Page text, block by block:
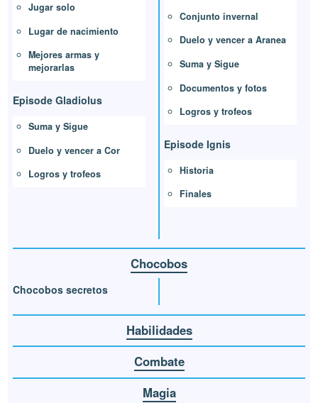
Jugar solo
Lugar de nacimiento
Mejores armas y
mejorarlas
Episode Gladiolus
Suma y Sigue
Duelo y vencer a Cor
Logros y trofeos
Conjunto invernal
Duelo y vencer a Aranea
Suma y Sigue
Documentos y fotos
Logros y trofeos
Episode Ignis
Historia
Finales
Chocobos
Chocobos secretos
Habilidades
Combate
Magia